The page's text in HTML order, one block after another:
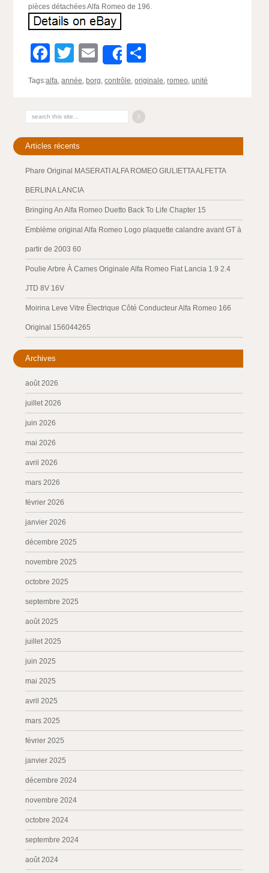
pièces détachées Alfa Romeo de 196.
Facebook
Twitter
EmailShare
Tags:alfa,année, borg,contrôle,originale,romeo,unité
Articles récents
Phare Original MASERATI ALFA ROMEO GIULIETTA ALFETTA
BERLINA LANCIA
Bringing An Alfa Romeo Duetto Back To Life Chapter 15
Emblème original Alfa Romeo Logo plaquette calandre avant GT à
partir de 2003 60
Poulie Arbre À Cames Originale Alfa Romeo Fiat Lancia 1.9 2.4
JTD 8V 16V
Moirina Leve Vitre Électrique Côté Conducteur Alfa Romeo 166
Original 156044265
Archives
août 2026
juillet 2026
juin 2026
mai 2026
avril 2026
mars 2026
février 2026
janvier 2026
décembre 2025
novembre 2025
octobre 2025
septembre 2025
août 2025
juillet 2025
juin 2025
mai 2025
avril 2025
mars 2025
février 2025
janvier 2025
décembre 2024
novembre 2024
octobre 2024
septembre 2024
août 2024